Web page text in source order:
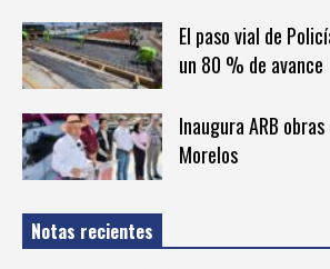
El paso vial de
un 80 % de avance
Inaugura ARB
Morelos
Notas recientes